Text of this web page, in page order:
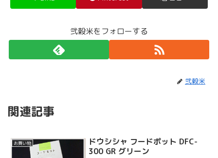
弐穀米をフォローする
弐穀米
関連記事
お買い物
ドウシシャ フードポット DFC-
300 GR グリーン